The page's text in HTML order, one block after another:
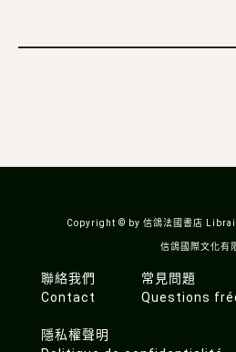
Copyright © by 信鴿法國書店
信鴿國際文化
聯絡我們
Contact
常見問題
Questions
隱私權聲明